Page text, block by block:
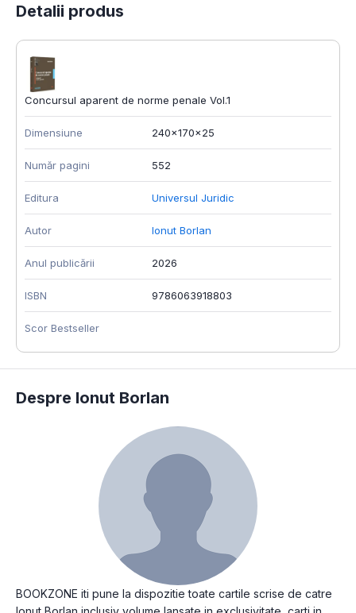
Detalii produs
Concursul aparent de norme penale Vol.1
Dimensiune 240x170x25
Număr pagini 552
Editura Universul Juridic
Autor Ionut Borlan
Anul publicării 2026
ISBN 9786063918803
Scor Bestseller
Despre Ionut Borlan
BOOKZONE iti pune la dispozitie toate cartile scrise de catre